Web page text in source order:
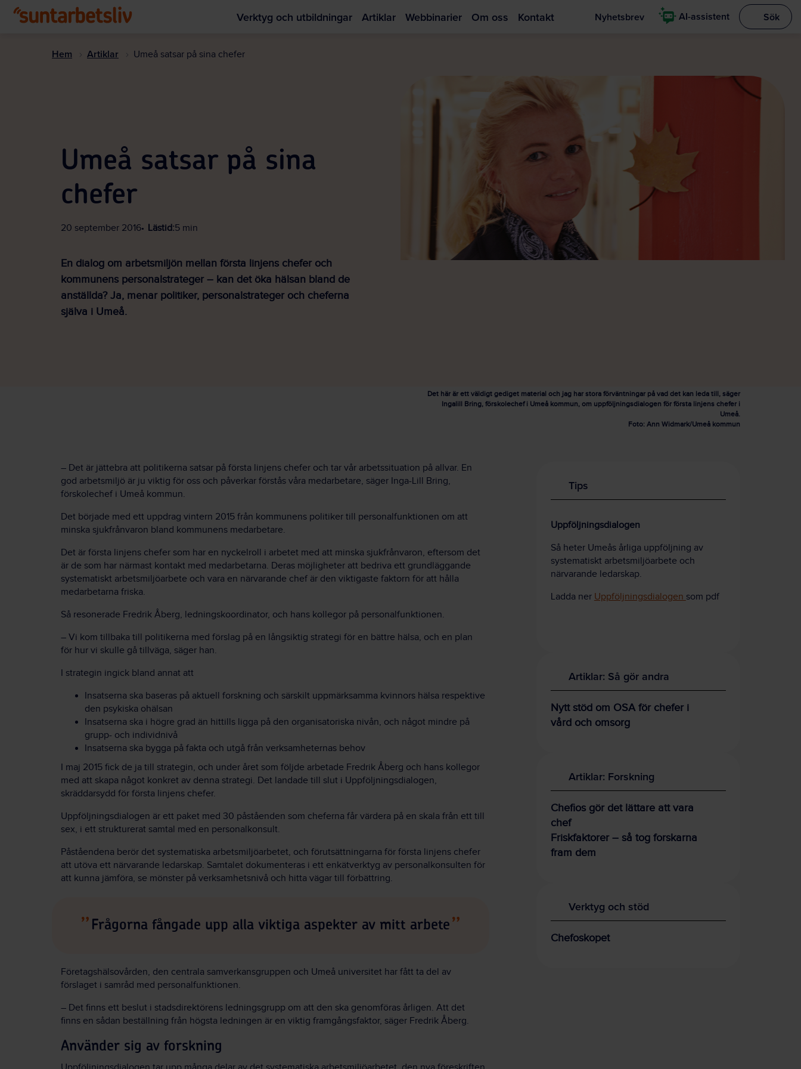
Verktyg och utbildningar Artiklar Webbinarier Om oss Kontakt Nyhetsbrev AI-assistent Visa
Sök
Hem Artiklar Umeå satsar på sina chefer
Umeå satsar på sina
chefer
20 september 2016 Lästid:5 min
En dialog om arbetsmiljön mellan första linjens chefer och
kommunens personalstrateger – kan det öka hälsan bland de
anställda? Ja, menar politiker, personalstrateger och cheferna
själva i Umeå.
Det här är ett väldigt gediget material och jag har stora förväntningar på vad det kan leda till, säger
Ingalill Bring, förskolechef i Umeå kommun, om uppföljningsdialogen för första linjens chefer i
Umeå.
Foto: Ann Widmark/Umeå kommun
– Det är jättebra att politikerna satsar på första linjens chefer och tar vår arbetssituation på allvar. En
god arbetsmiljö är ju viktig för oss och påverkar förstås våra medarbetare, säger Inga-Lill Bring,
förskolechef i Umeå kommun.
Det började med ett uppdrag vintern 2015 från kommunens politiker till personalfunktionen om att
minska sjukfrånvaron bland kommunens medarbetare.
Det är första linjens chefer som har en nyckelroll i arbetet med att minska sjukfrånvaron, eftersom det
är de som har närmast kontakt med medarbetarna. Deras möjligheter att bedriva ett grundläggande
systematiskt arbetsmiljöarbete och vara en närvarande chef är den viktigaste faktorn för att hålla
medarbetarna friska.
Så resonerade Fredrik Åberg, ledningskoordinator, och hans kollegor på personalfunktionen.
– Vi kom tillbaka till politikerna med förslag på en långsiktig strategi för en bättre hälsa, och en plan
för hur vi skulle gå tillväga, säger han.
I strategin ingick bland annat att
Insatserna ska baseras på aktuell forskning och särskilt uppmärksamma kvinnors hälsa respektive
den psykiska ohälsan
Insatserna ska i högre grad än hittills ligga på den organisatoriska nivån, och något mindre på
grupp- och individnivå
Insatserna ska bygga på fakta och utgå från verksamheternas behov
I maj 2015 fick de ja till strategin, och under året som följde arbetade Fredrik Åberg och hans kollegor
med att skapa något konkret av denna strategi. Det landade till slut i Uppföljningsdialogen,
skräddarsydd för första linjens chefer.
Uppföljningsdialogen är ett paket med 30 påståenden som cheferna får värdera på en skala från ett till
sex, i ett strukturerat samtal med en personalkonsult.
Påståendena berör det systematiska arbetsmiljöarbetet, och förutsättningarna för första linjens chefer
att utöva ett närvarande ledarskap. Samtalet dokumenteras i ett enkätverktyg av personalkonsulten för
att kunna jämföra, se mönster på verksamhetsnivå och hitta vägar till förbättring.
Frågorna fångade upp alla viktiga aspekter av mitt arbete
Företagshälsovården, den centrala samverkansgruppen och Umeå universitet har fått ta del av
förslaget i samråd med personalfunktionen.
– Det finns ett beslut i stadsdirektörens ledningsgrupp om att den ska genomföras årligen. Att det
finns en sådan beställning från högsta ledningen är en viktig framgångsfaktor, säger Fredrik Åberg.
Använder sig av forskning
Tips
Uppföljningsdialogen
Så heter Umeås årliga uppföljning av
systematiskt arbetsmiljöarbete och
närvarande ledarskap.
Ladda ner Uppföljningsdialogen som pdf
Artiklar: Så gör andra
Nytt stöd om OSA för chefer i
vård och omsorg
Artiklar: Forskning
Chefios gör det lättare att vara
chef
Friskfaktorer – så tog forskarna
fram dem
Verktyg och stöd
Chefoskopet